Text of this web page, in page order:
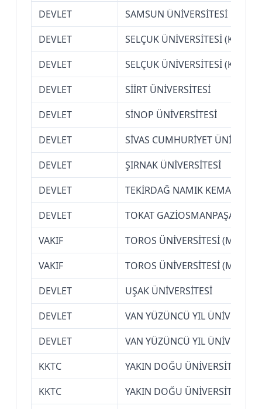
DEVLET
SAMSUN ÜNİVERSİTESİ
DEVLET
SELÇUK ÜNİVERSİTESİ (KONYA)
DEVLET
SELÇUK ÜNİVERSİTESİ (KONYA)
DEVLET
SİİRT ÜNİVERSİTESİ
DEVLET
SİNOP ÜNİVERSİTESİ
DEVLET
SİVAS CUMHURİYET
DEVLET
ŞIRNAK ÜNİVERSİTESİ
DEVLET
TEKİRDAĞ NAMIK KEMAL
DEVLET
TOKAT GAZİOSMANPAŞA
VAKIF
TOROS ÜNİVERSİTESİ
VAKIF
TOROS ÜNİVERSİTESİ
DEVLET
UŞAK ÜNİVERSİTESİ
DEVLET
VAN YÜZÜNCÜ YIL
DEVLET
VAN YÜZÜNCÜ YIL
KKTC
YAKIN DOĞU ÜNİVERSİTESİ
KKTC
YAKIN DOĞU ÜNİVERSİTESİ